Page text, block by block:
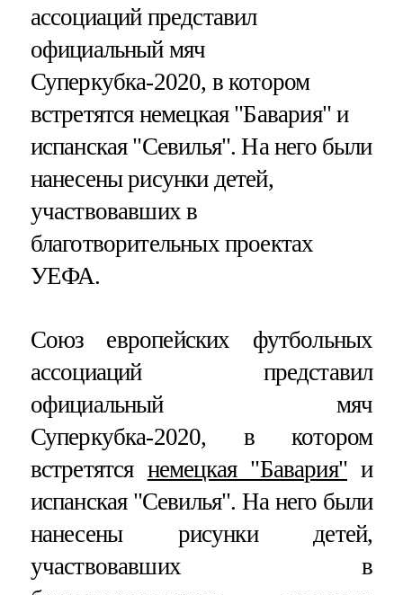
ассоциаций представил
официальный мяч
Суперкубка-2020, в котором
встретятся немецкая "Бавария" и
испанская "Севилья". На него были
нанесены рисунки детей,
участвовавших в
благотворительных проектах
УЕФА.
Союз европейских футбольных
ассоциаций представил
официальный мяч
Суперкубка-2020, в котором
встретятся немецкая "Бавария" и
испанская "Севилья". На него были
нанесены рисунки детей,
участвовавших в